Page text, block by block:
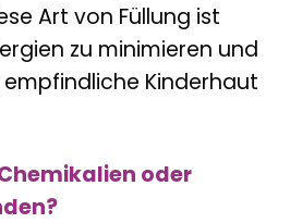
Art von Füllung ist
zu minimieren und
Kinderhaut
oder